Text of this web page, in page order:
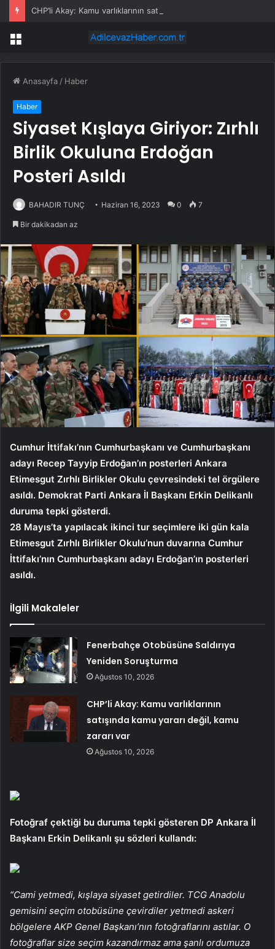
Menü
Anasayfa / Haber
Haber
Siyaset Kışlaya Giriyor: Zırhlı
Birlik Okuluna Erdoğan
Posteri Asıldı
BAHADIR TUNÇ Haziran 16, 2023 0 7
Bir dakikadan az
Cumhur İttifakı’nın Cumhurbaşkanı ve Cumhurbaşkanı
adayı Recep Tayyip Erdoğan’ın posterleri Ankara
Etimesgut Zırhlı Birlikler Okulu çevresindeki tel örgülere
asıldı. Demokrat Parti Ankara İl Başkanı Erkin Delikanlı
duruma tepki gösterdi.
28 Mayıs’ta yapılacak ikinci tur seçimlere iki gün kala
Etimesgut Zırhlı Birlikler Okulu’nun duvarına Cumhur
İttifakı’nın Cumhurbaşkanı adayı Erdoğan’ın posterleri
asıldı.
İlgili Makaleler
Fenerbahçe Otobüsüne Saldırıya
Yeniden Soruşturma
Ağustos 10, 2026
CHP’li Akay: Kamu varlıklarının
satışında kamu yararı değil, kamu
zararı var
Ağustos 10, 2026
Fotoğraf çektiği bu duruma tepki gösteren DP Ankara İl
Başkanı Erkin Delikanlı şu sözleri kullandı:
“Cami yetmedi, kışlaya siyaset getirdiler. TCG Anadolu
gemisini seçim otobüsüne çevirdiler yetmedi askeri
bölgelere AKP Genel Başkanı’nın fotoğraflarını astılar. O
fotoğraflar size seçim kazandırmaz ama şanlı ordumuza